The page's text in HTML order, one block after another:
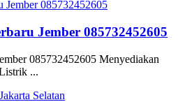
Jember 085732452605
085732452605 Menyediakan
...